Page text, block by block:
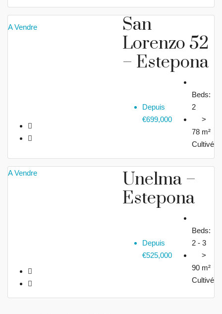
A Vendre
San
Lorenzo 52
– Estepona
Depuis
€699,000
Beds:
2
>
78 m²
Cultivé
A Vendre
Unelma –
Estepona
Depuis
€525,000
Beds:
2 - 3
>
90 m²
Cultivé